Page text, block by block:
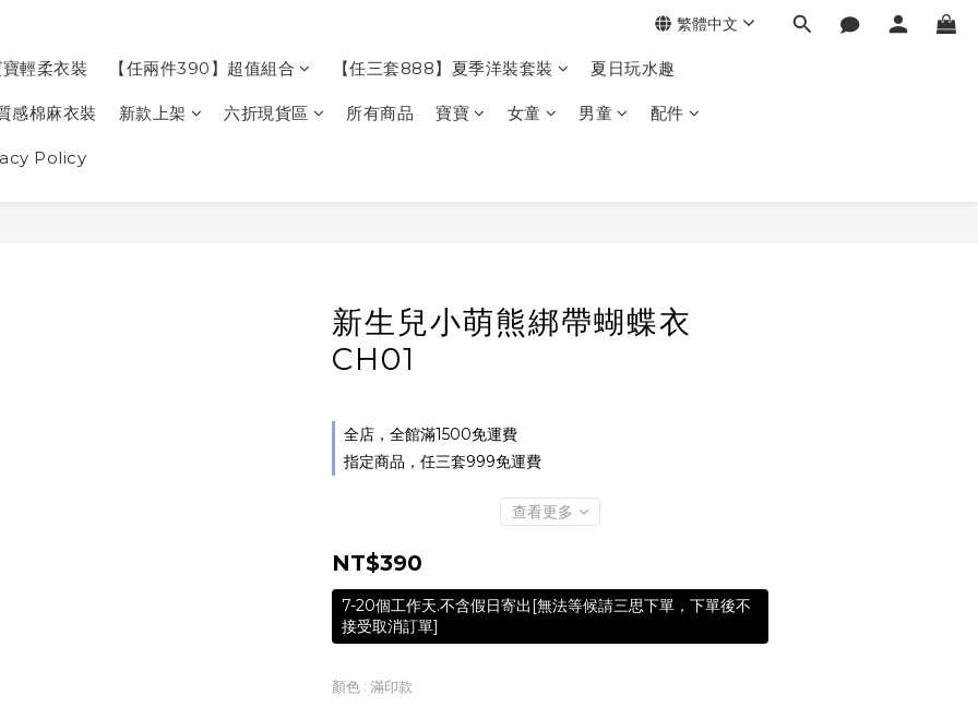
輕柔衣裝 【任兩件390】超值組合 【任三套888】夏季洋裝套裝 夏日玩水趣
感棉麻衣裝 新款上架 六折現貨區 所有商品 寶寶 女童 男童 配件
Policy
繁體中文
新生兒小萌熊綁帶蝴蝶衣
CH01
全店，全館滿1500免運費
指定商品，任三套999免運費
查看更多
NT$390
7-20個工作天.不含假日寄出[無法等候請三思下單，下單後不
接受取消訂單]
顏色 : 滿印款